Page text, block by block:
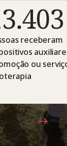
receberam
ou